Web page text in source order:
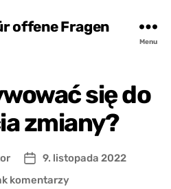
offene Fragen
Menu
się do
zmiany?
Data
wpisu
9. listopada 2022
komentarzydo